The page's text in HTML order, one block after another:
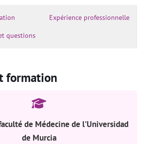
Expérience professionnelle
questions
formation
de Médecine de l'Universidad
de Murcia